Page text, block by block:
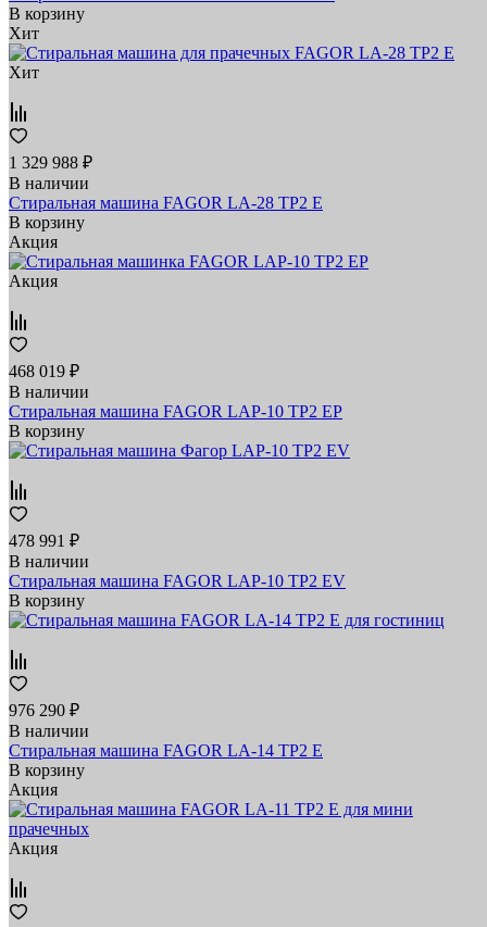
В корзину
Хит
Хит
1 329 988 ₽
В наличии
Стиральная машина FAGOR LA-28 TP2 E
В корзину
Акция
Акция
468 019 ₽
В наличии
Стиральная машина FAGOR LAP-10 TP2 EP
В корзину
478 991 ₽
В наличии
Стиральная машина FAGOR LAP-10 TP2 EV
В корзину
976 290 ₽
В наличии
Стиральная машина FAGOR LA-14 TP2 E
В корзину
Акция
Акция